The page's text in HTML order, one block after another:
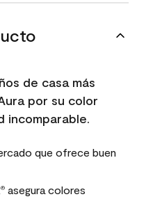
de casa más
por su color
incomparable.
que ofrece buen
® asegura colores